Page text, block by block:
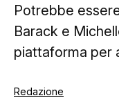
Contatti
Potrebbe
Barack e
piattaforma per
Redazione